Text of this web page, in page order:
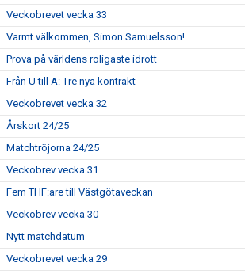
Veckobrevet vecka 33
Varmt välkommen, Simon Samuelsson!
Prova på världens roligaste idrott
Från U till A: Tre nya kontrakt
Veckobrevet vecka 32
Årskort 24/25
Matchtröjorna 24/25
Veckobrev vecka 31
Fem THF:are till Västgötaveckan
Veckobrev vecka 30
Nytt matchdatum
Veckobrevet vecka 29